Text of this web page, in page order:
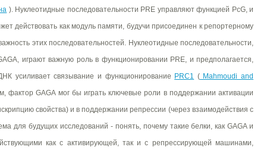
). Нуклеотидные последовательности PRE управляют функцией PcG, и
действовать как модуль памяти, будучи присоединен к репортерному
этих последовательностей. Нуклеотидные последовательности,
играют важную роль в функционировании PRE, и предполагается,
усиливает связывание и функционирование PRC1 (Mahmoudi and
фактор GAGA мог бы играть ключевые роли в поддержании активации
свойства) и в поддержании репрессии (через взаимодействия с
для будущих исследований - понять, почему такие белки, как GAGA и
как с активирующей, так и с репрессирующей машинами,